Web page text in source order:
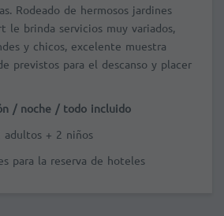
Rodeado de hermosos jardines
le brinda servicios muy variados,
y chicos, excelente muestra
previstos para el descanso y placer
/ noche / todo incluido
adultos + 2 niños
para la reserva de hoteles